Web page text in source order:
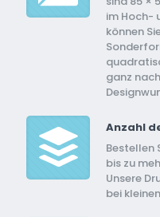
im Hoch-
können
ganz
Anzahl
Bestellen
bis zu
Unsere
bei